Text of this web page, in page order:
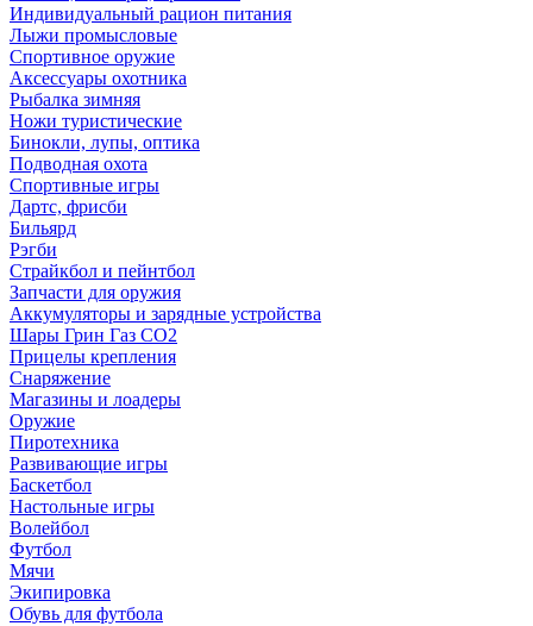
Индивидуальный рацион питания
Лыжи промысловые
Спортивное оружие
Аксессуары охотника
Рыбалка зимняя
Ножи туристические
Бинокли, лупы, оптика
Подводная охота
Спортивные игры
Дартс, фрисби
Бильярд
Рэгби
Страйкбол и пейнтбол
Запчасти для оружия
Аккумуляторы и зарядные устройства
Шары Грин Газ СО2
Прицелы крепления
Снаряжение
Магазины и лоадеры
Оружие
Пиротехника
Развивающие игры
Баскетбол
Настольные игры
Волейбол
Футбол
Мячи
Экипировка
Обувь для футбола